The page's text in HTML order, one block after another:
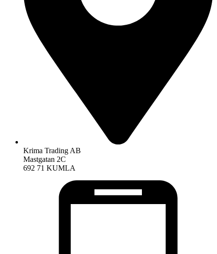
Krima Trading AB
Mastgatan 2C
692 71 KUMLA